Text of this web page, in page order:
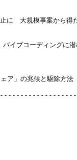
イブコーディングに潜